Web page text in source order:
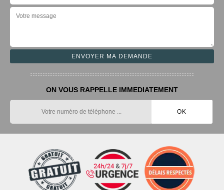
ON VOUS RAPPELLE IMMEDIATEMENT